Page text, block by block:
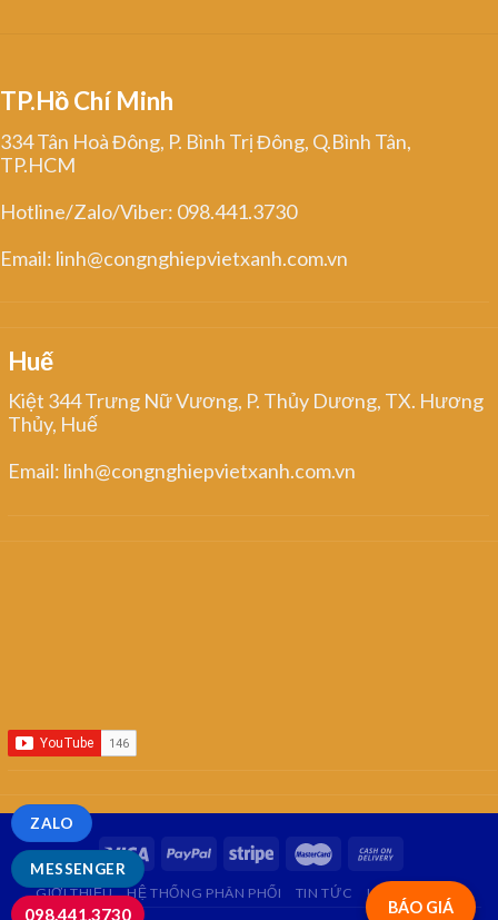
TP.Hồ Chí Minh
334 Tân Hoà Đông, P. Bình Trị Đông, Q.Bình Tân,
TP.HCM
Hotline/Zalo/Viber: 098.441.3730
Email: linh@congnghiepvietxanh.com.vn
Huế
Kiệt 344 Trưng Nữ Vương, P. Thủy Dương, TX. Hương
Thủy, Huế
Email: linh@congnghiepvietxanh.com.vn
BÁO GIÁ
GIỚI THIỆU HỆ THỐNG PHÂN PHỐI TIN TỨC LIÊN HỆ
MESSENGER
ZALO
098.441.3730